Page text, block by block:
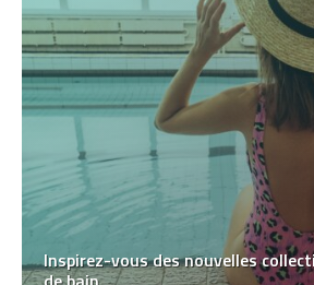
Inspirez-vous des nouvelles